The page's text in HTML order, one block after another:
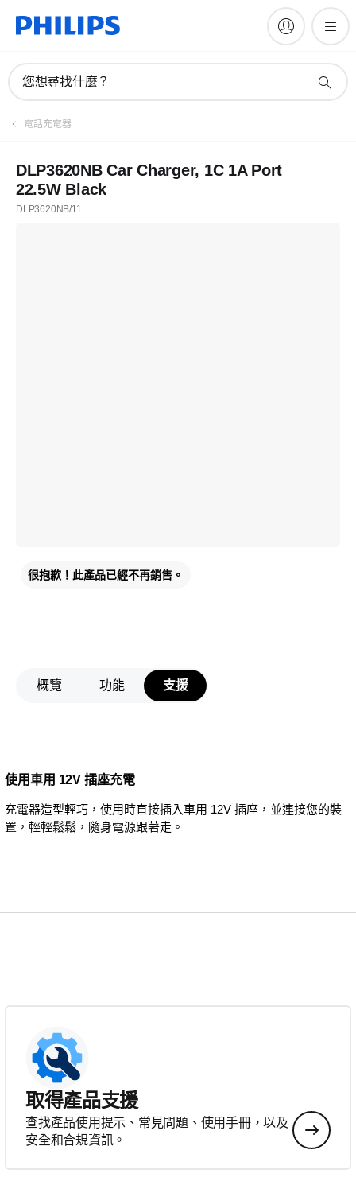
您想尋找什麼？
電話充電器
DLP3620NB Car Charger, 1C 1A Port
22.5W Black
DLP3620NB/11
很抱歉！此產品已經不再銷售。
概覽 功能 支援
使用車用 12V 插座充電
充電器造型輕巧，使用時直接插入車用 12V 插座，並連接您的裝
置，輕輕鬆鬆，隨身電源跟著走。
取得產品支援
查找產品使用提示、常見問題、使用手冊，以及
安全和合規資訊。